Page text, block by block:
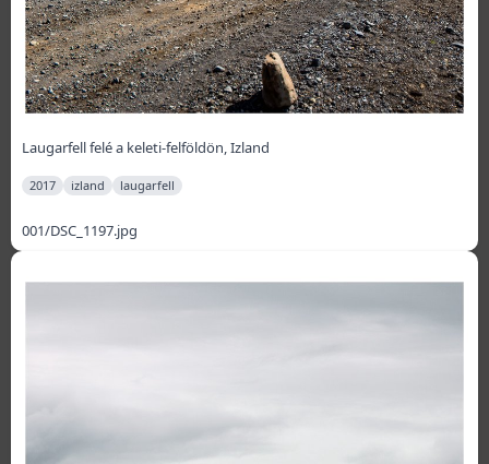
Laugarfell felé a keleti-felföldön, Izland
2017 izland laugarfell
001/DSC_1197.jpg